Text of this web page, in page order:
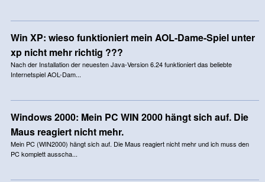
Win XP: wieso funktioniert mein AOL-Dame-Spiel unter
xp nicht mehr richtig ???
Nach der Installation der neuesten Java-Version 6.24 funktioniert das beliebte
Internetspiel AOL-Dam...
Windows 2000: Mein PC WIN 2000 hängt sich auf. Die
Maus reagiert nicht mehr.
Mein PC (WIN2000) hängt sich auf. Die Maus reagiert nicht mehr und ich muss den
PC komplett ausscha...